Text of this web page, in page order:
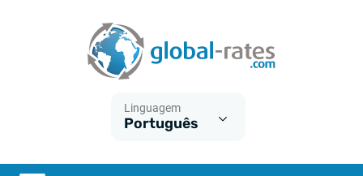
Linguagem
Português
O que é a inflação do IPC?
O que é a inflação do IHPC?
Taxas Euribor históricas
Taxas ESTER históricas
Calculadora de inflação